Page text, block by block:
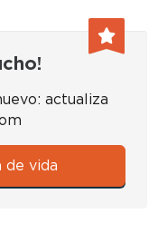
actualiza
vida